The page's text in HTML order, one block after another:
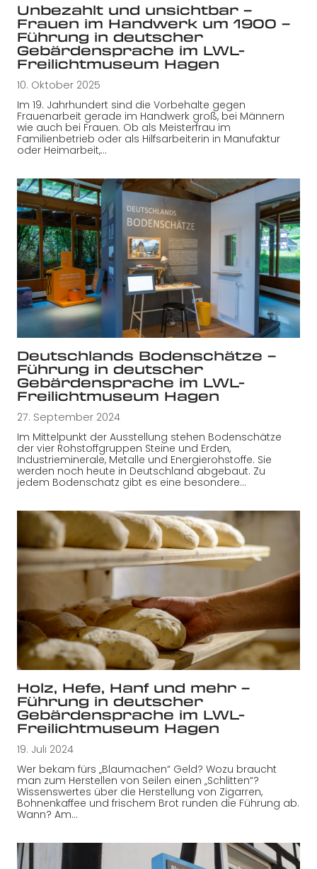
Unbezahlt und unsichtbar –
Frauen im Handwerk um 1900 –
Führung in deutscher
Gebärdensprache im LWL-
Freilichtmuseum Hagen
10. Oktober 2025
Im 19. Jahrhundert sind die Vorbehalte gegen
Frauenarbeit gerade im Handwerk groß, bei Männern
wie auch bei Frauen. Ob als Meisterfrau im
Familienbetrieb oder als Hilfsarbeiterin in Manufaktur
oder Heimarbeit,…
Deutschlands Bodenschätze –
Führung in deutscher
Gebärdensprache im LWL-
Freilichtmuseum Hagen
27. September 2024
Im Mittelpunkt der Ausstellung stehen Bodenschätze
der vier Rohstoffgruppen Steine und Erden,
Industrieminerale, Metalle und Energierohstoffe. Sie
werden noch heute in Deutschland abgebaut. Zu
jedem Bodenschatz gibt es eine besondere…
Holz, Hefe, Hanf und mehr –
Führung in deutscher
Gebärdensprache im LWL-
Freilichtmuseum Hagen
19. Juli 2024
Wer bekam fürs „Blaumachen“ Geld? Wozu braucht
man zum Herstellen von Seilen einen „Schlitten“?
Wissenswertes über die Herstellung von Zigarren,
Bohnenkaffee und frischem Brot runden die Führung ab.
Wann? Am…